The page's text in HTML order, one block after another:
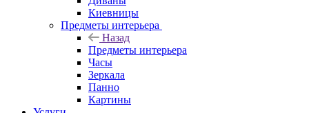
Киевницы
Предметы интерьера
Назад
Предметы интерьера
Часы
Зеркала
Панно
Картины